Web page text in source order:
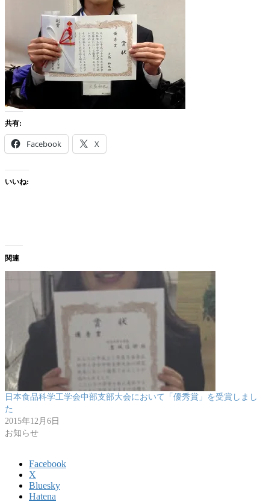
共有:
Facebook X
いいね:
関連
日本食品科学工学会中部支部大会において「優秀賞」を受賞しまし
た
2015年12月6日
お知らせ
Facebook
X
Bluesky
Hatena